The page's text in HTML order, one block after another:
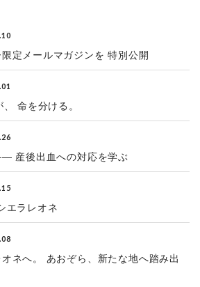
定メールマガジンを 特別公開
命を分ける。
産後出血への対応を学ぶ
エラレオネ
ネへ。 あおぞら、新たな地へ踏み出